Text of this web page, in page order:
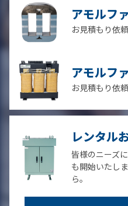
アモルフ
お見積もり依
アモルフ
お見積もり依
レンタル
皆様のニーズ
も開始いたし
ら。